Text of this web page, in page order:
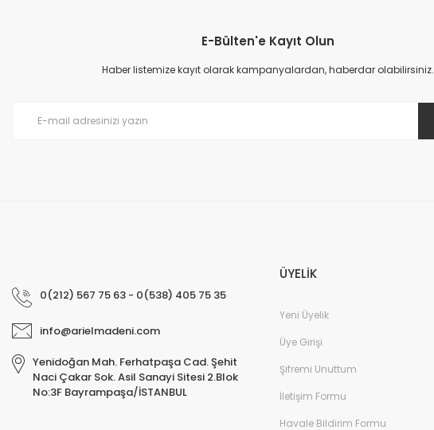
Ürün resmi kalitesiz, bozuk veya görüntülenemiyor.
Ürün açıklamasında eksik bilgiler bulunuyor.
E-Bülten'e Kayıt Olun
Haber listemize kayıt olarak kampanyalardan, haberdar olabilirsiniz.
0(212) 567 75 63 - 0(538) 405 75 35
info@arielmadeni.com
Yenidoğan Mah. Ferhatpaşa Cad. Şehit
Naci Çakar Sok. Asil Sanayi Sitesi 2.Blok
No:3F Bayrampaşa/İSTANBUL
ÜYELİK
Yeni Üyelik
Üye Girişi
Şifremi Unuttum
İletişim Formu
Havale Bildirim Formu